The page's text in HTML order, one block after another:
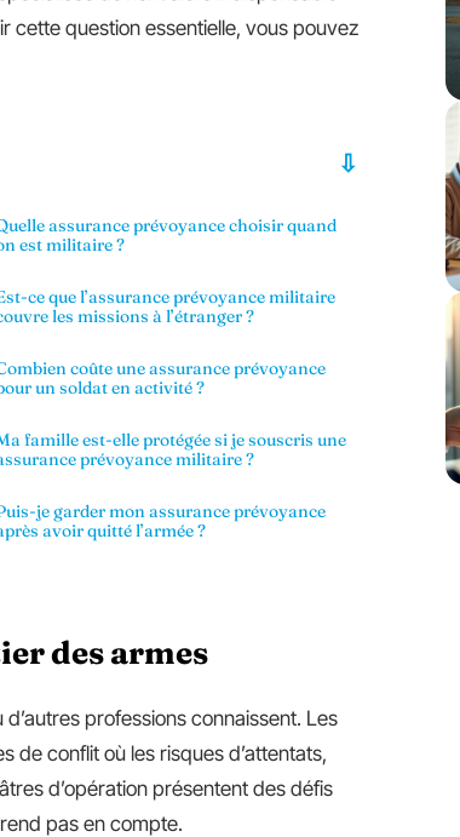
cette question essentielle, vous pouvez
assurance prévoyance choisir quand
est militaire ?
ce que l’assurance prévoyance militaire
les missions à l’étranger ?
coûte une assurance prévoyance
un soldat en activité ?
famille est-elle protégée si je souscris une
prévoyance militaire ?
je garder mon assurance prévoyance
avoir quitté l’armée ?
des armes
professions connaissent. Les
de conflit où les risques d’attentats,
d’opération présentent des défis
pas en compte.